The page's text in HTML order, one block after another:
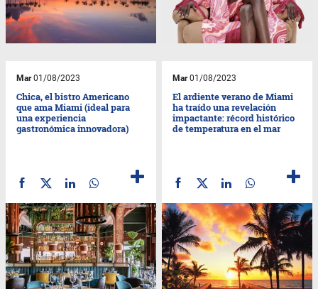
Mar01/08/2023
Chica, el bistro Americano
que ama Miami (ideal para
una experiencia
gastronómica innovadora)
Mar01/08/2023
El ardiente verano de Miami
ha traído una revelación
impactante: récord histórico
de temperatura en el mar